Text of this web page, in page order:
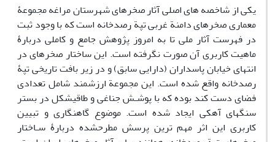
یکی از شاخصه­ های اصلی آثار صخره­ای شهرستان مراغه مجموعۀ
معماری صخره­­ای دامنة­ غربی تپة رصدخانه است که با وجود ثبت
در فهرست آثار ملی تا به امروز پژوهش جامع و کاملی دربارۀ
ماهیت کاربری آن صورت نگرفته است. این ساختار صخره­ای در
انتهای خیابان پاسداران (دارایی سابق) و در زیر بافت تاریخی تپۀ
رصدخانه واقع شده است. این مجموعة ارزشمند شامل تعدادی
فضای دست کند بوده که با پوشـش­ جناغی و طاقی­شکل در بستر
سنگ­های آهکی ایجاد شده است. موضوع گاهنگاری و تبیین
کاربری این اثر مهم ­ترین پرسش مطرح­شده دربارۀ سـاختار